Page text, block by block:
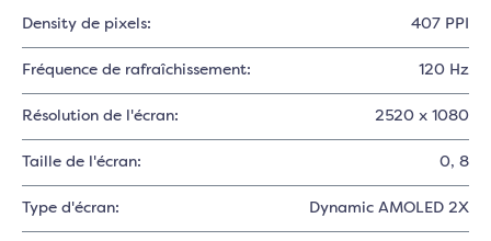
Density de pixels: 407 PPI
Fréquence de rafraîchissement: 120 Hz
Résolution de l'écran: 2520 x 1080
Taille de l'écran: 0, 8
Type d'écran: Dynamic AMOLED 2X